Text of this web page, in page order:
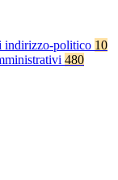
indirizzo-politico 10
480